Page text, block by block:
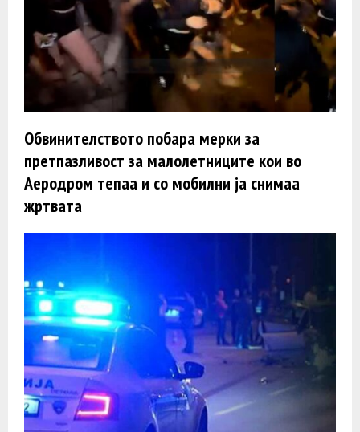
Обвинителството побара мерки за
претпазливост за малолетниците кои во
Аеродром тепаа и со мобилни ја снимаа
жртвата